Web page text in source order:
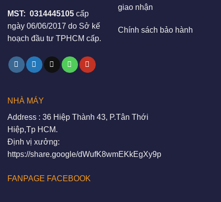
MST: 0314445105 cấp
ngày 06/06/2017 do Sở kế
hoạch đầu tư TPHCM cấp.
giao nhận
Chính sách bảo hành
NHÀ MÁY
Address : 36 Hiệp Thành 43, P.Tân Thới
Hiệp,Tp HCM.
Định vị xưởng:
https://share.google/dWufK8wmEKkEgXy9p
FANPAGE FACEBOOK